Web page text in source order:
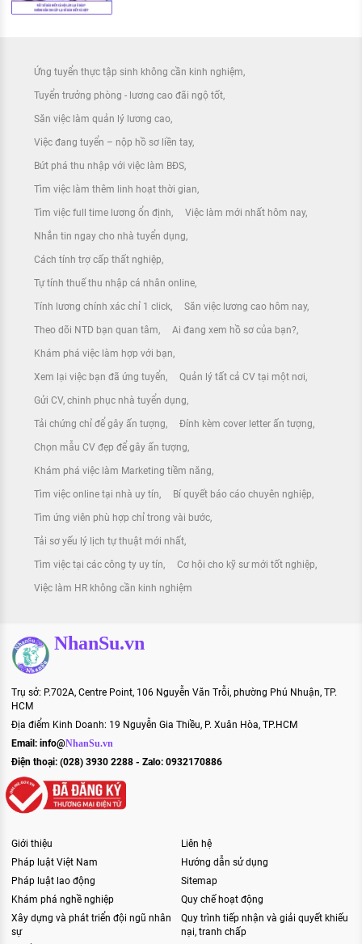
Ứng tuyển thực tập sinh không cần kinh nghiệm
Tuyển trưởng phòng - lương cao đãi ngộ tốt
Săn việc làm quản lý lương cao
Việc đang tuyển – nộp hồ sơ liền tay
Bứt phá thu nhập với việc làm BĐS
Tìm việc làm thêm linh hoạt thời gian
Tìm việc full time lương ổn định Việc làm mới nhất hôm nay
Nhắn tin ngay cho nhà tuyển dụng
Cách tính trợ cấp thất nghiệp
Tự tính thuế thu nhập cá nhân online
Tính lương chính xác chỉ 1 click Săn việc lương cao hôm nay
Theo dõi NTD bạn quan tâm Ai đang xem hồ sơ của bạn?
Khám phá việc làm hợp với bạn
Xem lại việc bạn đã ứng tuyển Quản lý tất cả CV tại một nơi
Gửi CV, chinh phục nhà tuyển dụng
Tải chứng chỉ để gây ấn tượng Đính kèm cover letter ấn tượng
Chọn mẫu CV đẹp để gây ấn tượng
Khám phá việc làm Marketing tiềm năng
Tìm việc online tại nhà uy tín Bí quyết báo cáo chuyên nghiệp
Tìm ứng viên phù hợp chỉ trong vài bước
Tải sơ yếu lý lịch tự thuật mới nhất
Tìm việc tại các công ty uy tín Cơ hội cho kỹ sư mới tốt nghiệp
Việc làm HR không cần kinh nghiệm
NhanSu.vn
Trụ sở: P.702A, Centre Point, 106 Nguyễn Văn Trỗi, phường Phú Nhuận, TP.
HCM
Địa điểm Kinh Doanh: 19 Nguyễn Gia Thiều, P. Xuân Hòa, TP.HCM
Email: info@NhanSu.vn
Điện thoại: (028) 3930 2288 - Zalo: 0932170886
Giới thiệu
Pháp luật Việt Nam
Pháp luật lao động
Khám phá nghề nghiệp
Xây dựng và phát triển đội ngũ nhân
sự
Liên hệ
Hướng dẫn sử dụng
Sitemap
Quy chế hoạt động
Quy trình tiếp nhận và giải quyết khiếu
nại, tranh chấp